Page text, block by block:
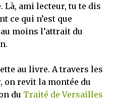
Là, ami lecteur, tu te dis
ce qui n’est que
moins l’attrait du
au livre. A travers les
on revit la montée du
du Traité de Versailles